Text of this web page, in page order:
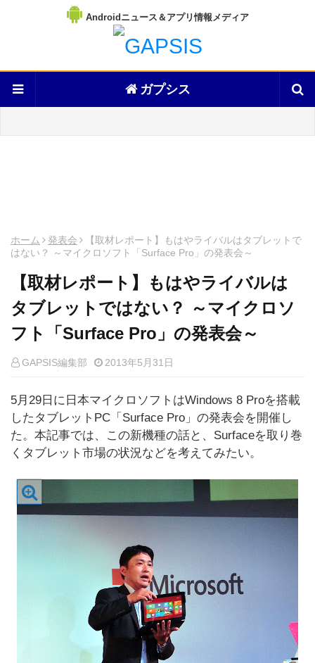
Androidニュース＆アプリ情報メディア
ガプシス
ホーム 発表会
【取材レポート】もはやライバルはタブレットで
はない？ ～マイクロソフト「Surface Pro」の発表会～
【取材レポート】もはやライバルは
タブレットではない？ ～マイクロソ
フト「Surface Pro」の発表会～
GAPSIS編集部 2013年5月31日
5月29日に日本マイクロソフトはWindows 8 Proを搭載
したタブレットPC「Surface Pro」の発表会を開催し
た。本記事では、この新機種の話と、Surfaceを取り巻
くタブレット市場の状況などを考えてみたい。